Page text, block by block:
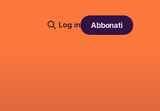
Log in Abbonati